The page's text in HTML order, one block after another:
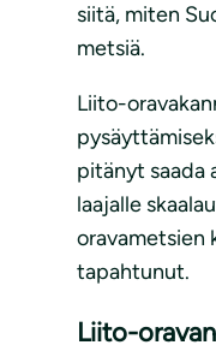
siitä, miten
metsiä.
Liito-
pitänyt saada
laajalle
oravametsien
tapahtunut.
Liito-